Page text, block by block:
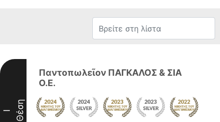
I Θέση
Παντοπωλεῖον ΠΑΓΚΑΛΟΣ & ΣΙΑ
Ο.Ε.